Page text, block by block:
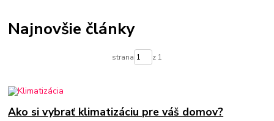
Skrinky pre rozdelovače podlahového kúrenia
Konvektorové ohrievače
Bojlery
Prietokové bojlery
Najnovšie články
strana z 1
Ako si vybrať klimatizáciu pre váš domov?